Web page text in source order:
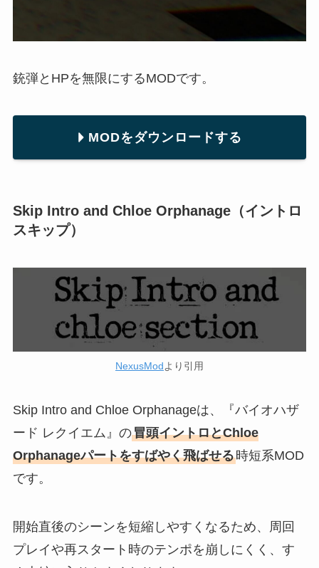
銃弾とHPを無限にするMODです。
MODをダウンロードする
Skip Intro and Chloe Orphanage（イントロ
スキップ）
NexusModより引用
Skip Intro and Chloe Orphanageは、『バイオハザ
ード レクイエム』の冒頭イントロとChloe
Orphanageパートをすばやく飛ばせる時短系MOD
です。
開始直後のシーンを短縮しやすくなるため、周回
プレイや再スタート時のテンポを崩しにくく、す